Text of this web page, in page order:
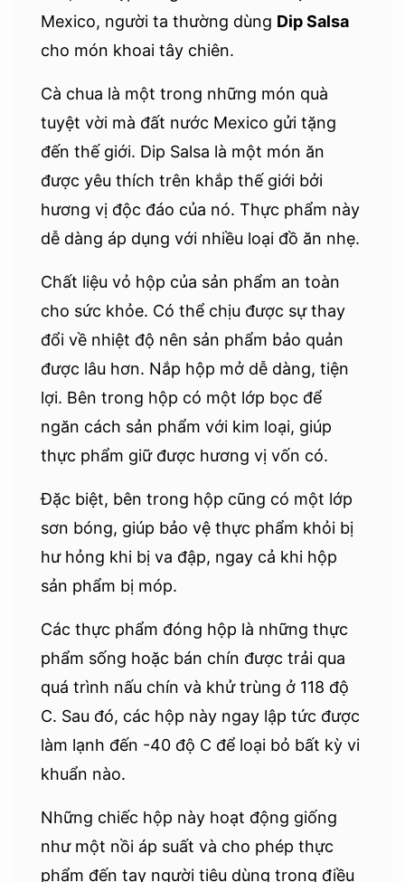
Mexico, người ta thường dùng Dip Salsa
cho món khoai tây chiên.
Cà chua là một trong những món quà
tuyệt vời mà đất nước Mexico gửi tặng
đến thế giới. Dip Salsa là một món ăn
được yêu thích trên khắp thế giới bởi
hương vị độc đáo của nó. Thực phẩm này
dễ dàng áp dụng với nhiều loại đồ ăn nhẹ.
Chất liệu vỏ hộp của sản phẩm an toàn
cho sức khỏe. Có thể chịu được sự thay
đổi về nhiệt độ nên sản phẩm bảo quản
được lâu hơn. Nắp hộp mở dễ dàng, tiện
lợi. Bên trong hộp có một lớp bọc để
ngăn cách sản phẩm với kim loại, giúp
thực phẩm giữ được hương vị vốn có.
Đặc biệt, bên trong hộp cũng có một lớp
sơn bóng, giúp bảo vệ thực phẩm khỏi bị
hư hỏng khi bị va đập, ngay cả khi hộp
sản phẩm bị móp.
Các thực phẩm đóng hộp là những thực
phẩm sống hoặc bán chín được trải qua
quá trình nấu chín và khử trùng ở 118 độ
C. Sau đó, các hộp này ngay lập tức được
làm lạnh đến -40 độ C để loại bỏ bất kỳ vi
khuẩn nào.
Những chiếc hộp này hoạt động giống
như một nồi áp suất và cho phép thực
phẩm đến tay người tiêu dùng trong điều